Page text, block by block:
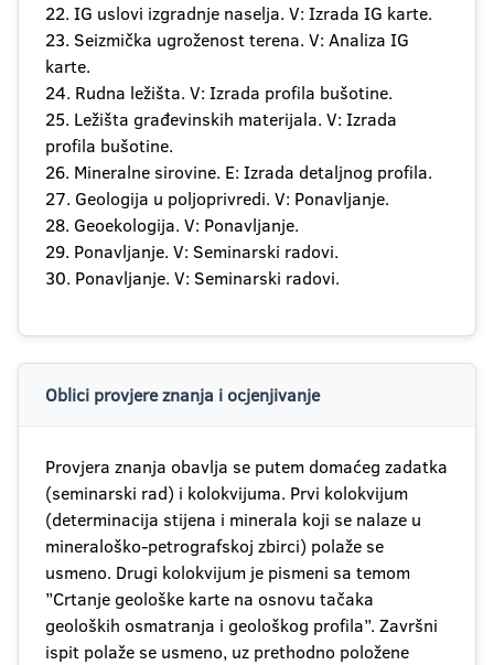
22. IG uslovi izgradnje naselja. V: Izrada IG karte.
23. Seizmička ugroženost terena. V: Analiza IG
karte.
24. Rudna ležišta. V: Izrada profila bušotine.
25. Ležišta građevinskih materijala. V: Izrada
profila bušotine.
26. Mineralne sirovine. E: Izrada detaljnog profila.
27. Geologija u poljoprivredi. V: Ponavljanje.
28. Geoekologija. V: Ponavljanje.
29. Ponavljanje. V: Seminarski radovi.
30. Ponavljanje. V: Seminarski radovi.
Oblici provjere znanja i ocjenjivanje
Provjera znanja obavlja se putem domaćeg zadatka
(seminarski rad) i kolokvijuma. Prvi kolokvijum
(determinacija stijena i minerala koji se nalaze u
mineraloško-petrografskoj zbirci) polaže se
usmeno. Drugi kolokvijum je pismeni sa temom
’’Crtanje geološke karte na osnovu tačaka
geoloških osmatranja i geološkog profila’’. Završni
ispit polaže se usmeno, uz prethodno položene